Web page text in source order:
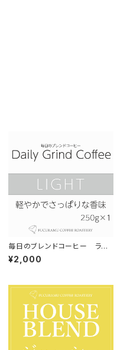
毎日のブレンドコーヒー ライ
ト Daily Grind Coffee 300g
×1個
¥2,000